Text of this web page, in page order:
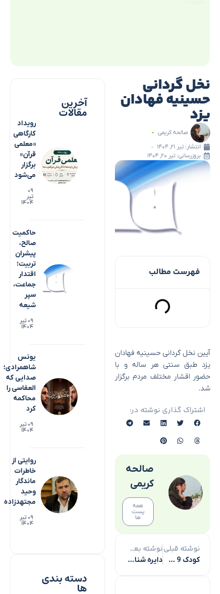
نخل گردانی
حسینیه فهادان
یزد
صالحه کریمی
انتشار: تیر ۲۱, ۱۴۰۴
بروزرسانی: تیر ۲۰, ۱۴۰۴
فهرست مطالب
آیین نخل گردانی حسینیه فهادان
یزد طبق سنتی هر ساله و با
حضور اقشار مختلف مردم برگزار
شد.
اشتراک گذاری نوشته در:
صالحه
کریمی
همه
پست
ها
نوشته قبلی
کودک 9 ساله هندی؛ کاتب قرآن کریم
نوشته بعدی
دایره شناخت امام حسین(ع) از کربلا و عاشورا فراتر است
آخرین
مقالات
رویداد
کارگاهی
«معلمی
قرآن»
برگزار
می‌شود
۰۹
تیر
۱۴۰۴
حاکمیت
صالح،
پیشران
تربیت؛
اقتدار
جماعت،
سپر
شیعه
۰۹ تیر
۱۴۰۴
یونس
شاهمرادی؛
صدایی که
العفاسی را
محاکمه
کرد
۰۹ تیر
۱۴۰۴
روایتی از
خاطرات
ماندگار
وحید
مجتهدزاده
۰۹ تیر
۱۴۰۴
دسته بندی
ها